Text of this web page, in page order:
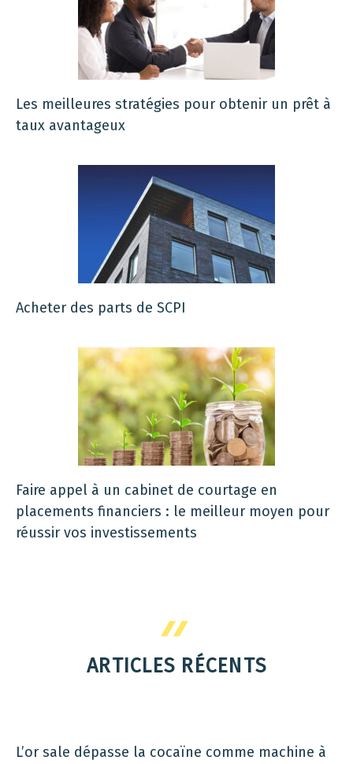
Les meilleures stratégies pour obtenir un prêt à
taux avantageux
Acheter des parts de SCPI
Faire appel à un cabinet de courtage en
placements financiers : le meilleur moyen pour
réussir vos investissements
ARTICLES RÉCENTS
L’or sale dépasse la cocaïne comme machine à